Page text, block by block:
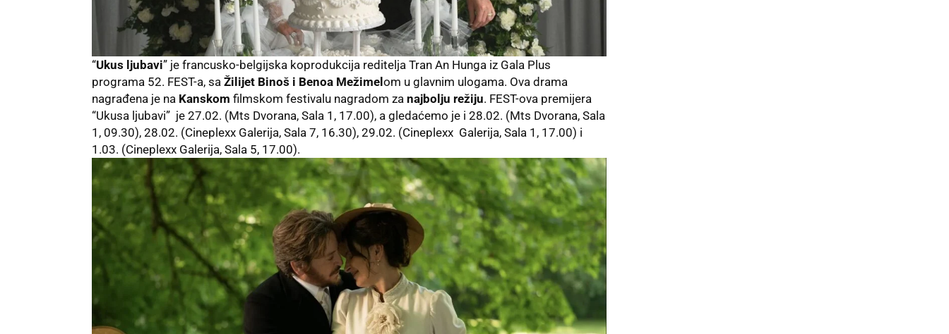
“Ukus ljubavi” je francusko-belgijska koprodukcija reditelja Tran An Hunga iz Gala Plus
programa 52. FEST-a, sa Žilijet Binoš i Benoa Mežimelom u glavnim ulogama. Ova drama
nagrađena je na Kanskom filmskom festivalu nagradom za najbolju režiju. FEST-ova premijera
“Ukusa ljubavi” je 27.02. (Mts Dvorana, Sala 1, 17.00), a gledaćemo je i 28.02. (Mts Dvorana, Sala
1, 09.30), 28.02. (Cineplexx Galerija, Sala 7, 16.30), 29.02. (Cineplexx Galerija, Sala 1, 17.00) i
1.03. (Cineplexx Galerija, Sala 5, 17.00).